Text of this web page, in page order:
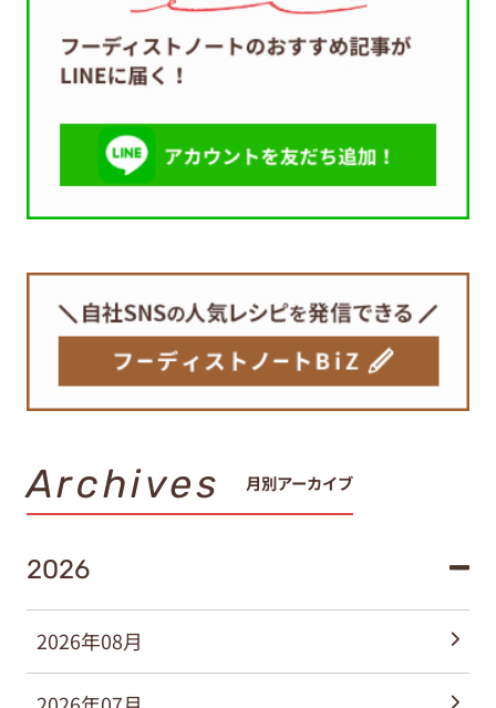
Archives 月別アーカイブ
2026
2026年08月